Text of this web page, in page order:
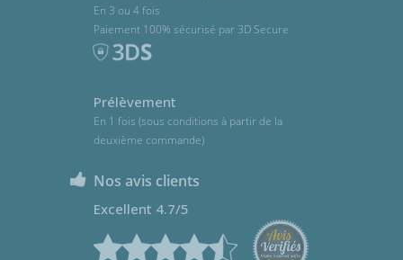
En 3 ou 4 fois
Paiement 100% sécurisé par 3D Secure
Prélèvement
En 1 fois (sous conditions à partir de la
deuxième commande)
Nos avis clients
Excellent 4.7/5